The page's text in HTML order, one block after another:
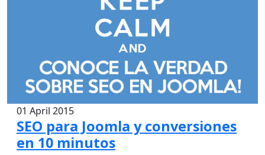
01 April 2015
SEO para Joomla y conversiones
en 10 minutos